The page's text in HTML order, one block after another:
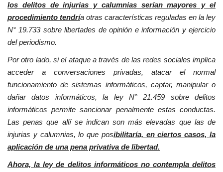
los delitos de injurias y calumnias serían mayores y el
procedimiento tendría otras características reguladas en la ley
N° 19.733 sobre libertades de opinión e información y ejercicio
del periodismo.
Por otro lado, si el ataque a través de las redes sociales implica
acceder a conversaciones privadas, atacar el normal
funcionamiento de sistemas informáticos, captar, manipular o
dañar datos informáticos, la ley N° 21.459 sobre delitos
informáticos permite sancionar penalmente estas conductas.
Las penas que allí se indican son más elevadas que las de
injurias y calumnias, lo que posibilitaría, en ciertos casos, la
aplicación de una pena privativa de libertad.
Ahora, la ley de delitos informáticos no contempla delitos